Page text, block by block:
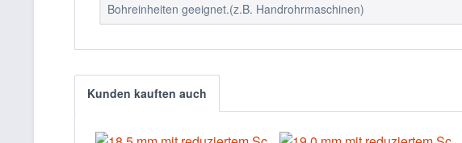
Bohreinheiten geeignet.(z.B. Handrohrmaschinen)
Kunden kauften auch